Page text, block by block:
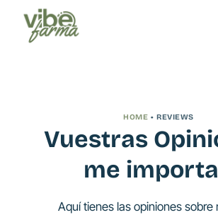
contenido
HOME • REVIEWS
Vuestras
me
Aquí tienes las opiniones sobre